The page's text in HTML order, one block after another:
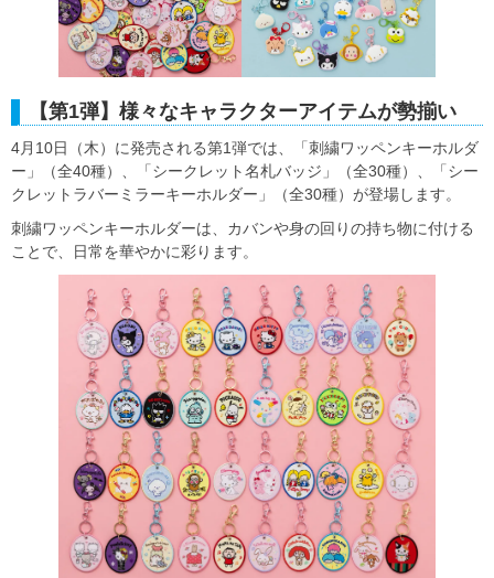
【第1弾】様々なキャラクターアイテムが勢揃い
4月10日（木）に発売される第1弾では、「刺繍ワッペンキーホルダ
ー」（全40種）、「シークレット名札バッジ」（全30種）、「シー
クレットラバーミラーキーホルダー」（全30種）が登場します。
刺繍ワッペンキーホルダーは、カバンや身の回りの持ち物に付ける
ことで、日常を華やかに彩ります。